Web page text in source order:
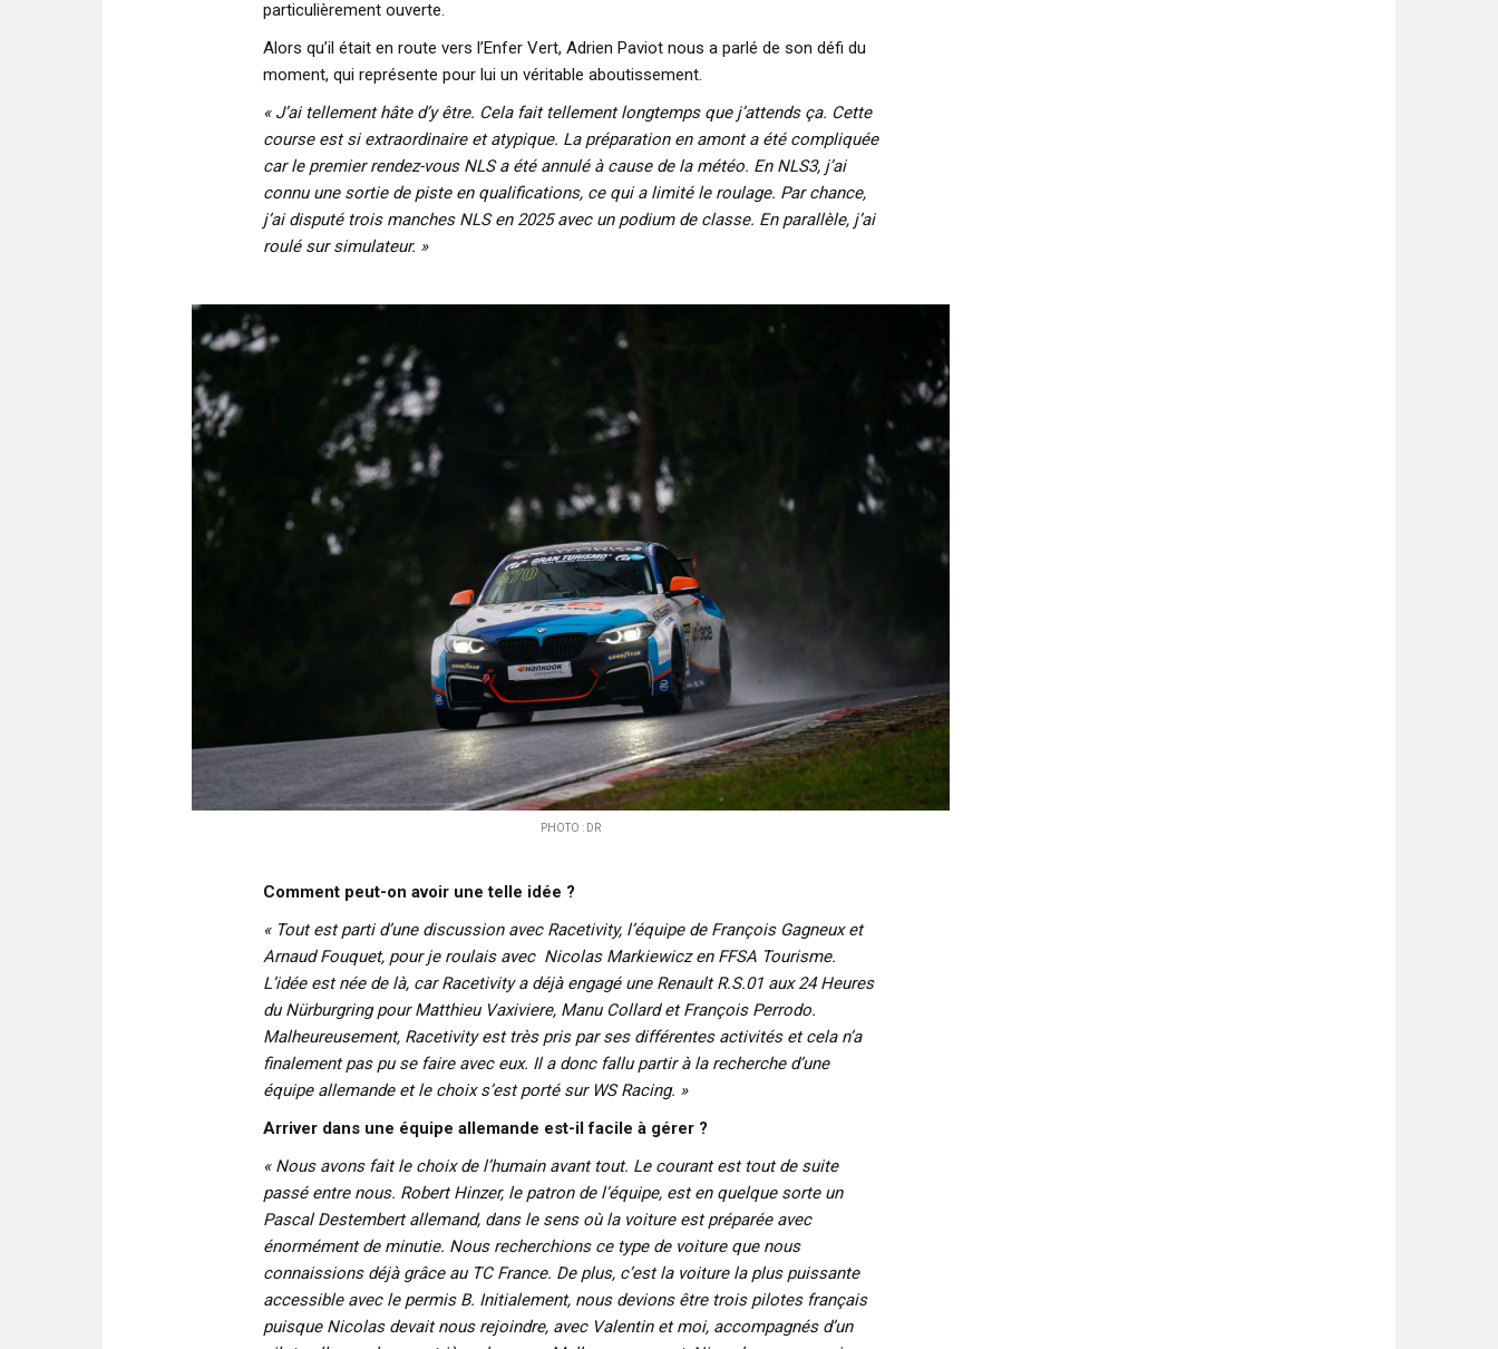
particulièrement ouverte.
Alors qu’il était en route vers l’Enfer Vert, Adrien Paviot nous a parlé de son défi du
moment, qui représente pour lui un véritable aboutissement.
« J’ai tellement hâte d’y être. Cela fait tellement longtemps que j’attends ça. Cette
course est si extraordinaire et atypique. La préparation en amont a été compliquée
car le premier rendez-vous NLS a été annulé à cause de la météo. En NLS3, j’ai
connu une sortie de piste en qualifications, ce qui a limité le roulage. Par chance,
j’ai disputé trois manches NLS en 2025 avec un podium de classe. En parallèle, j’ai
roulé sur simulateur. »
PHOTO : DR
Comment peut-on avoir une telle idée ?
« Tout est parti d’une discussion avec Racetivity, l’équipe de François Gagneux et
Arnaud Fouquet, pour je roulais avec Nicolas Markiewicz en FFSA Tourisme.
L’idée est née de là, car Racetivity a déjà engagé une Renault R.S.01 aux 24 Heures
du Nürburgring pour Matthieu Vaxiviere, Manu Collard et François Perrodo.
Malheureusement, Racetivity est très pris par ses différentes activités et cela n’a
finalement pas pu se faire avec eux. Il a donc fallu partir à la recherche d’une
équipe allemande et le choix s’est porté sur WS Racing. »
Arriver dans une équipe allemande est-il facile à gérer ?
« Nous avons fait le choix de l’humain avant tout. Le courant est tout de suite
passé entre nous. Robert Hinzer, le patron de l’équipe, est en quelque sorte un
Pascal Destembert allemand, dans le sens où la voiture est préparée avec
énormément de minutie. Nous recherchions ce type de voiture que nous
connaissions déjà grâce au TC France. De plus, c’est la voiture la plus puissante
accessible avec le permis B. Initialement, nous devions être trois pilotes français
puisque Nicolas devait nous rejoindre, avec Valentin et moi, accompagnés d’un